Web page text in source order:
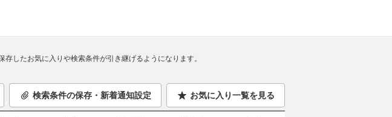
したお気に入りや検索条件が引き継げるようになります。
検索条件の保存・新着通知設定 お気に入り一覧を見る